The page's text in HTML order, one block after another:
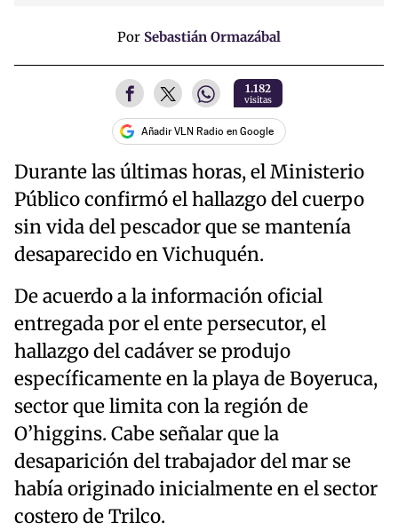
Por Sebastián Ormazábal
1.182
visitas
Añadir VLN Radio en Google
Durante las últimas horas, el Ministerio
Público confirmó el hallazgo del cuerpo
sin vida del pescador que se mantenía
desaparecido en Vichuquén.
De acuerdo a la información oficial
entregada por el ente persecutor, el
hallazgo del cadáver se produjo
específicamente en la playa de Boyeruca,
sector que limita con la región de
O’higgins. Cabe señalar que la
desaparición del trabajador del mar se
había originado inicialmente en el sector
costero de Trilco.